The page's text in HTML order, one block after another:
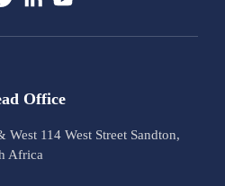
Office
West 114 West Street Sandton,
Africa